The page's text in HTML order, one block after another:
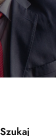
Szukaj